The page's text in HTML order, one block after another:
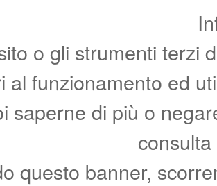
o gli strumenti terzi
al funzionamento ed
saperne di più o
questo banner,